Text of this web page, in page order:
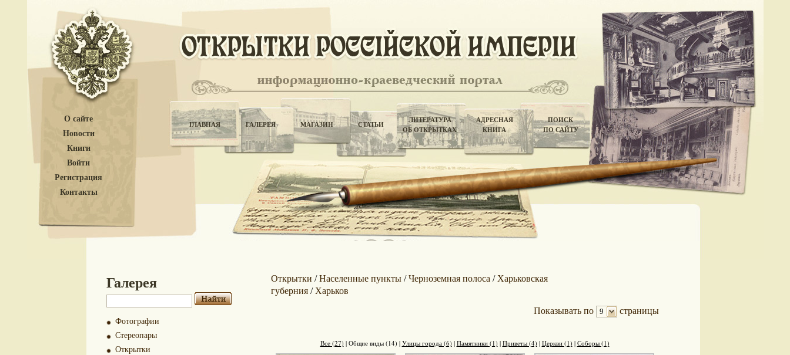
О сайте
Новости
Книги
Войти
Регистрация
Контакты
ГЛАВНАЯ ГАЛЕРЕЯ МАГАЗИН СТАТЬИ
ЛИТЕРАТУРА
ОБ ОТКРЫТКАХ
АДРЕСНАЯ
КНИГА
ПОИСК
ПО САЙТУ
Галерея
Фотографии
Стереопары
Открытки
Открытки /Населенные пункты/Черноземная полоса / Харьковская
губерния/ Харьков
Показывать по 9 страницы
Все (27) | Общие виды (14) | Улицы города (6) | Памятники (1) | Приветы (4) | Церкви (1) | Соборы (1)